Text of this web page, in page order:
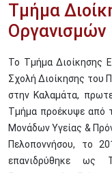
Τμήμα
Οργανισμών
Το Τμήμα Διοίκησης
Σχολή Διοίκησης του
στην Καλαμάτα,
Τμήμα προέκυψε από
Μονάδων Υγείας &
Πελοποννήσου, το
επανιδρύθηκε ως